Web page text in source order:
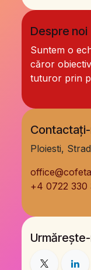
Despre noi
Suntem o
căror
tuturor prin
Ploiesti,
+4 0722 330